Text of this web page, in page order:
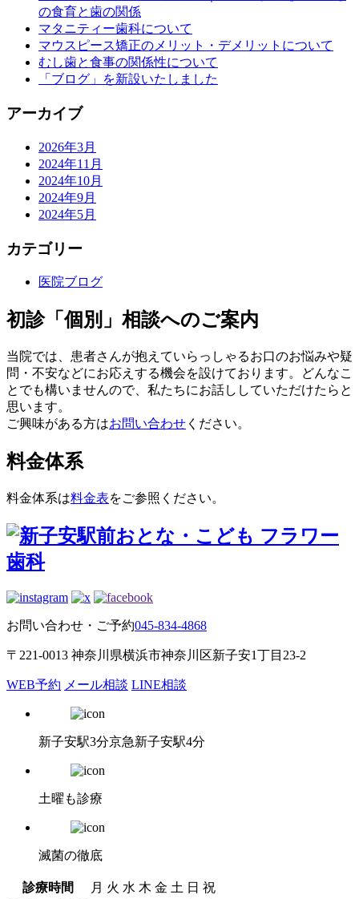
の食育と歯の関係
マタニティー歯科について
マウスピース矯正のメリット・デメリットについて
むし歯と食事の関係性について
「ブログ」を新設いたしました
アーカイブ
2026年3月
2024年11月
2024年10月
2024年9月
2024年5月
カテゴリー
医院ブログ
初診「個別」相談へのご案内
当院では、患者さんが抱えていらっしゃるお口のお悩みや疑
問・不安などにお応えする機会を設けております。どんなこ
とでも構いませんので、私たちにお話ししていただけたらと
思います。
ご興味がある方はお問い合わせ ください。
料金体系
料金体系は料金表をご参照ください。
お問い合わせ・ご予約045-834-4868
〒221-0013 神奈川県横浜市神奈川区新子安1丁目23-2
WEB予約 メール相談 LINE相談
新子安駅3分京急新子安駅4分
土曜も診療
滅菌の徹底
診療時間 月 火 水 木 金 土 日 祝